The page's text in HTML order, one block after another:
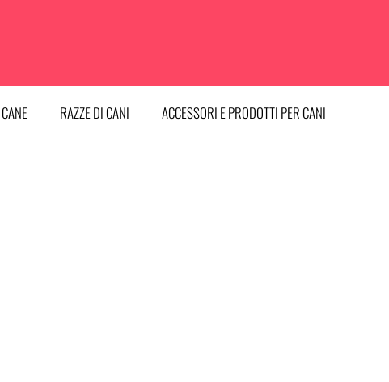
RAZZE DI CANI
ACCESSORI E PRODOTTI PER CANI